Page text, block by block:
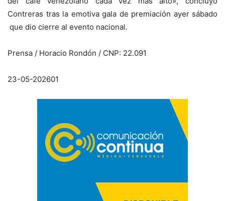
Contreras tras la emotiva gala de premiación ayer sábado
que dio cierre al evento nacional.
Prensa / Horacio Rondón / CNP: 22.091
23-05-202601